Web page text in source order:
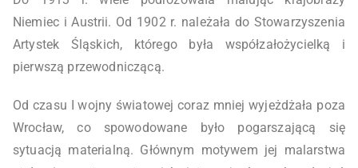
Niemiec i Austrii. Od 1902 r. należała do Stowarzyszenia
Artystek Śląskich, którego była współzałożycielką i
pierwszą przewodniczącą.
Od czasu I wojny światowej coraz mniej wyjeżdżała poza
Wrocław, co spowodowane było pogarszającą się
sytuacją materialną. Głównym motywem jej malarstwa